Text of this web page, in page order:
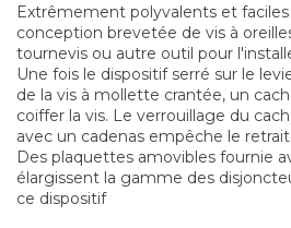
Extrêmement polyvalents et faciles
conception brevetée de vis à
tournevis ou autre outil pour
Une fois le dispositif serré sur le
de la vis à mollette crantée, un
coiffer la vis. Le verrouillage du
avec un cadenas empêche le
Des plaquettes amovibles fournie
élargissent la gamme des
ce dispositif